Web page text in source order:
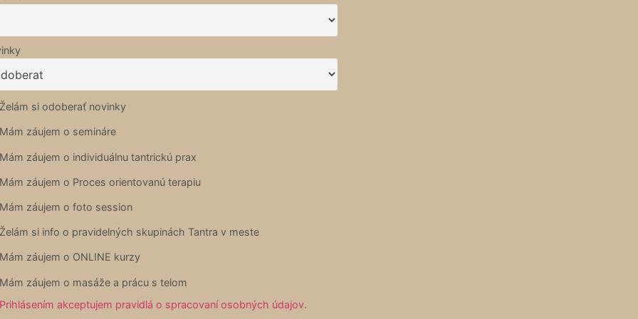
si odoberať novinky
záujem o semináre
záujem o individuálnu tantrickú prax
záujem o Proces orientovanú terapiu
záujem o foto session
si info o pravidelných skupinách Tantra v meste
záujem o ONLINE kurzy
záujem o masáže a prácu s telom
Prihlásením akceptujem pravidlá o spracovaní osobných údajov.